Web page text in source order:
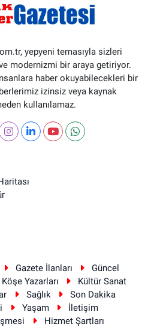
yepyeni temasıyla sizleri
modernizmi bir araya getiriyor.
haber okuyabilecekleri bir
izinsiz veya kaynak
kullanılamaz.
Gazete İlanları
Güncel
Köşe Yazarları
Kültür Sanat
Sağlık
Son Dakika
Yaşam
İletişim
Hizmet Şartları